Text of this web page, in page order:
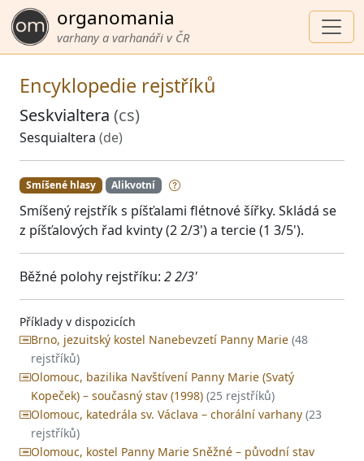
organomania
varhany a varhanáři v ČR
Encyklopedie rejstříků
Seskvialtera (cs)
Sesquialtera (de)
Smíšené hlasy Alikvotní
Smíšený rejstřík s píšťalami flétnové šířky. Skládá se
z píšťalových řad kvinty (2 2/3') a tercie (1 3/5').
Běžné polohy rejstříku: 2 2/3'
Příklady v dispozicích
Brno, jezuitský kostel Nanebevzetí Panny Marie (48
rejstříků)
Olomouc, bazilika Navštívení Panny Marie (Svatý
Kopeček) – současný stav (1998) (25 rejstříků)
Olomouc, katedrála sv. Václava – chorální varhany (23
rejstříků)
Olomouc, kostel Panny Marie Sněžné – původní stav